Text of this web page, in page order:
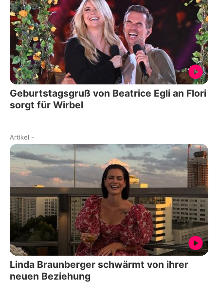
Geburtstagsgruß von Beatrice Egli an Flori
sorgt für Wirbel
Artikel -
Linda Braunberger schwärmt von ihrer
neuen Beziehung